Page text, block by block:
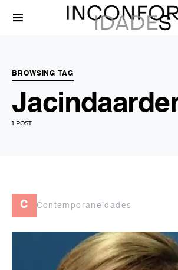
BROWSING TAG
1 POST
c Contemporaneidades